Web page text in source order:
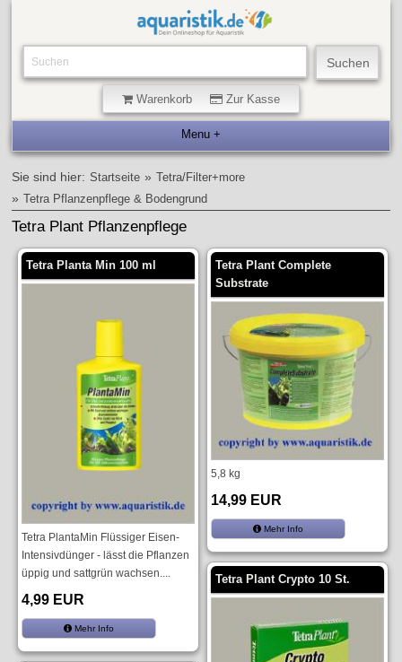
Warenkorb Zur Kasse
Sie sind hier: Startseite » Tetra/Filter+more
» Tetra Pflanzenpflege & Bodengrund
Tetra Plant Pflanzenpflege
Tetra Planta Min 100 ml
Tetra PlantaMin Flüssiger Eisen-
Intensivdünger - lässt die Pflanzen
üppig und sattgrün wachsen....
4,99 EUR
Mehr Info
Tetra Plant Complete
Substrate
5,8 kg
14,99 EUR
Mehr Info
Tetra Plant Crypto 10 St.